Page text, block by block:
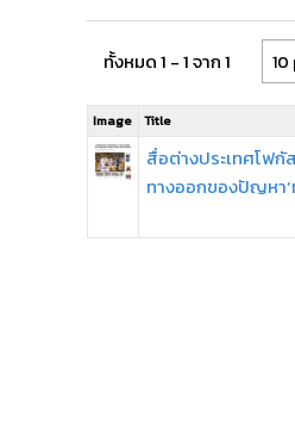
ทั้งหมด 1 - 1 จาก 1 10
Image Title
สื่อต่างประเทศโฟกั
ทางออกของปัญหา’